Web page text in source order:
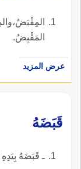
المَقْبِضُ.
عرض المزيد
قَبَضَهُ
ـ قَبَضَهُ بِيَدِهِ